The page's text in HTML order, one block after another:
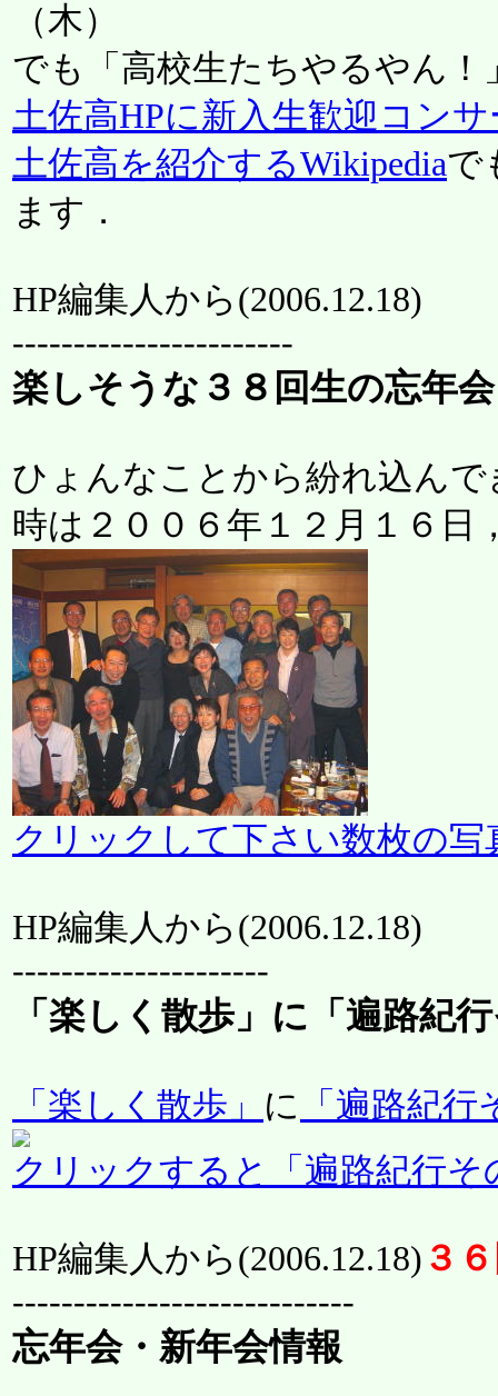
（木）
でも「高校生たちやるやん
土佐高HPに新入生歓迎コン
土佐高を紹介するWikipediaで
ます．
HP編集人から(2006.12.18)
-----------------------
楽しそうな３８回生の忘年会
ひょんなことから紛れ込ん
時は２００６年１２月１６日
クリックして下さい数枚の
HP編集人から(2006.12.18)
---------------------
「楽しく散歩」に「遍路紀
「楽しく散歩」 に
「遍路紀
クリックすると「遍路紀行
HP編集人から(2006.12.18) ３
----------------------------
忘年会・新年会情報